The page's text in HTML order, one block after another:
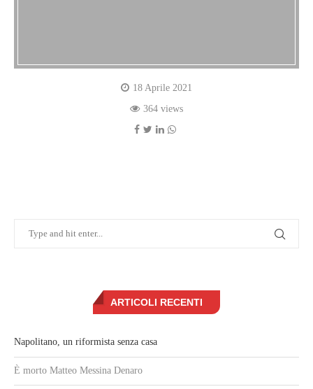
18 Aprile 2021
364 views
ARTICOLI RECENTI
Napolitano, un riformista senza casa
È morto Matteo Messina Denaro